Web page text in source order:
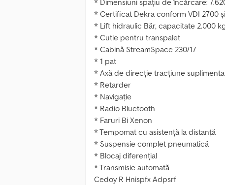
* Dimensiuni spațiu de încărcare:
* Certificat Dekra conform VDI 2700
* Lift hidraulic Bär, capacitate 2.000
* Cutie pentru transpalet
* Cabină StreamSpace 230/17
* 1 pat
* Axă de direcție tracțiune
* Retarder
* Navigație
* Radio Bluetooth
* Faruri Bi Xenon
* Tempomat cu asistență la distanță
* Suspensie complet pneumatică
* Blocaj diferențial
* Transmisie automată
Cedoy R Hnispfx Adpsrf